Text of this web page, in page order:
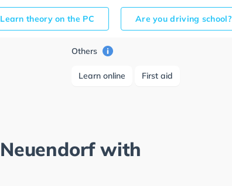
Learn theory on the PC Are you driving school?
Others
Learn online First aid
with